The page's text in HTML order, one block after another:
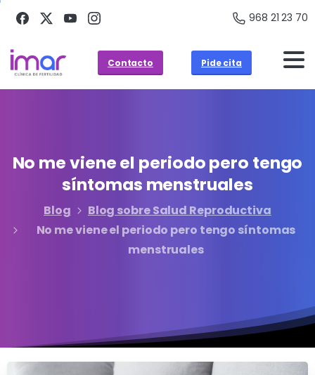
968 21 23 70
Contacto Pide cita
No mevieneel periodopero tengo
síntomas menstruales
Blog
Blog sobre Salud Reproductiva
No me viene el periodo pero tengo síntomas
menstruales